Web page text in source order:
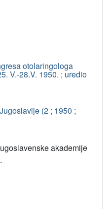
otolaringologa
V.-28.V. 1950. ; uredio
(2 ; 1950 ;
akademije